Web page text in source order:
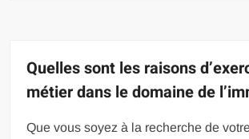
Quelles sont les raisons
métier dans le domaine de
Que vous soyez à la recherche de